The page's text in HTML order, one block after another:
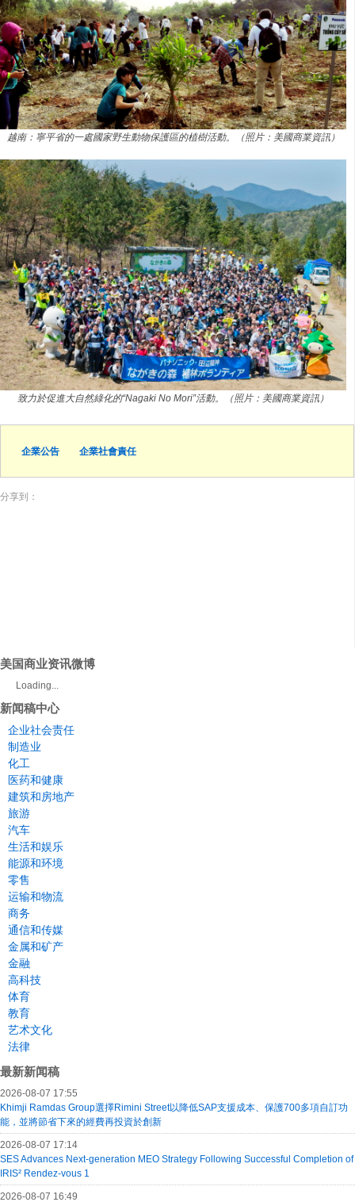
越南：寧平省的一處國家野生動物保護區的植樹活動。（照片：美國商業資訊）
致力於促進大自然綠化的“Nagaki No Mori”活動。（照片：美國商業資訊）
企業公告 企業社會責任
分享到：
美国商业资讯微博
Loading...
新闻稿中心
企业社会责任
制造业
化工
医药和健康
建筑和房地产
旅游
汽车
生活和娱乐
能源和环境
零售
运输和物流
商务
通信和传媒
金属和矿产
金融
高科技
体育
教育
艺术文化
法律
最新新闻稿
2026-08-07 17:55
Khimji Ramdas Group選擇Rimini Street以降低SAP支援成本、保護700多項自訂功
能，並將節省下來的經費再投資於創新
2026-08-07 17:14
SES Advances Next-generation MEO Strategy Following Successful Completion of
IRIS² Rendez-vous 1
2026-08-07 16:49